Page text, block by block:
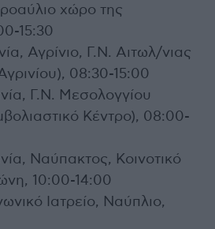
χώρο της
15:30
Αγρίνιο, Γ.Ν. Αιτωλ/νιας
08:30-15:00
Γ.Ν. Μεσολογγίου
Κέντρο), 08:00-
Ναύπακτος, Κοινοτικό
10:00-14:00
Ιατρείο, Ναύπλιο,